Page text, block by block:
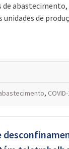
abastecimento,
de
,